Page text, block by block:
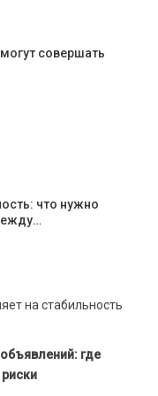
совершать
что нужно
на стабильность
где